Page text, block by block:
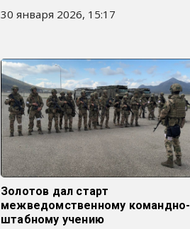
30 января 2026, 15:17
Золотов дал старт
межведомственному командно-
штабному учению